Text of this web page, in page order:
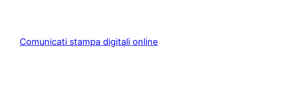
content
Comunicati stampa digitali online